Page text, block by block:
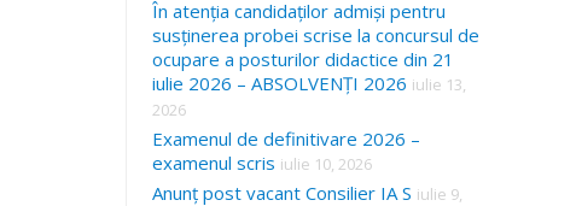
În atenția candidaților admiși pentru
susținerea probei scrise la concursul de
ocupare a posturilor didactice din 21
iulie 2026 – ABSOLVENȚI 2026 iulie 13,
2026
Examenul de definitivare 2026 –
examenul scris iulie 10, 2026
Anunț post vacant Consilier IA S iulie 9,